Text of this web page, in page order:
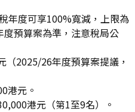
年度可享100%寬減，上限為
預算案為準，注意稅局公
（2025/26年度預算案提議，
港元。
港元（第1至9名）。